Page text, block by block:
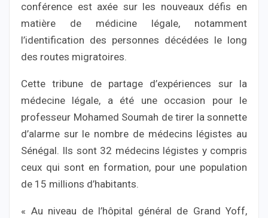
conférence est axée sur les nouveaux défis en
matière de médicine légale, notamment
l’identification des personnes décédées le long
des routes migratoires.
Cette tribune de partage d’expériences sur la
médecine légale, a été une occasion pour le
professeur Mohamed Soumah de tirer la sonnette
d’alarme sur le nombre de médecins légistes au
Sénégal. Ils sont 32 médecins légistes y compris
ceux qui sont en formation, pour une population
de 15 millions d’habitants.
« Au niveau de l’hôpital général de Grand Yoff,